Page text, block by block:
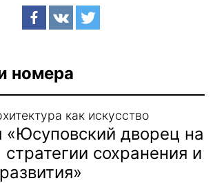
номера
как искусство
«Юсуповский дворец на
сохранения и